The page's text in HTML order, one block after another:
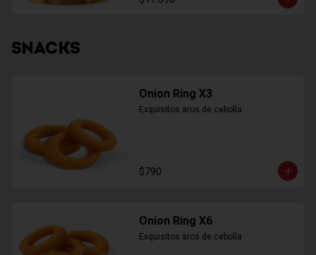
SNACKS
Onion Ring X3
Exquisitos aros de cebolla
$790
Onion Ring X6
Exquisitos aros de cebolla